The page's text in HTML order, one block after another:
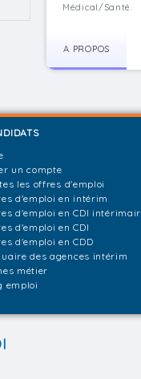
Médical/Santé.
A PROPOS
un compte
les offres d'emploi
d'emploi en intérim
d'emploi en CDI
d'emploi en CDI
d'emploi en CDD
des agences intérim
métier
emploi